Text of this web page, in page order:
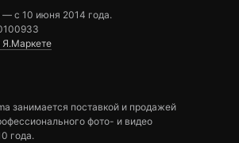
c 10 июня 2014 года.
Я.Маркете
занимается поставкой и продажей
фото- и видео
года.